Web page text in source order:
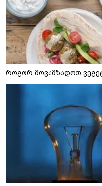
როგორ მოვამზადოთ